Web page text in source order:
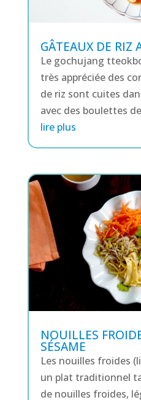
GÂTEAUX DE RIZ
Le gochujang
très appréciée des
de riz sont cuites
avec des boulettes
lire plus
NOUILLES
SÉSAME
Les nouilles froides
un plat traditionnel
de nouilles froides,